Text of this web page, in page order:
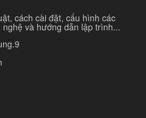
cách cài đặt, cấu hình các
và hướng dẫn lập trình...